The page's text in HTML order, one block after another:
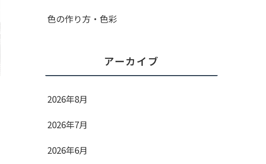
色の作り方・色彩
アーカイブ
2026年8月
2026年7月
2026年6月